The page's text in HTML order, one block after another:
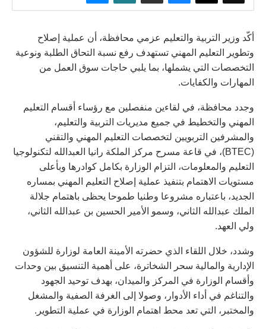
أكّد وزير التربية والتعليم عزمي محافظة، أن عملية إصلاح
وتطوير التعليم المهني تستهدف رفع نسبة التحاق الطلبة ونوعية
التخصصات التي يشملها، بما يلبي حاجات سوق العمل من
المهارات والكفايات.
وجدد محافظة، في لقاءين منفصلين مع رؤساء أقسام التعليم
المهني والتخطيط في جميع مديريات التربية والتعليم،
والمشرفين التربويين لتخصصات التعليم المهني والتقني
(BTEC)، في قاعة مسرح مركز الملكة رانيا العبدالله لتكنولوجيا
التعليم والمعلومات، التزام الوزارة بكامل كوادرها وبأعلى
مستويات الاهتمام بتنفيذ عملية إصلاح التعليم المهني بمساره
الجديد، باعتباره مشروعا وطنيا طموحا يحظى باهتمام جلالة
الملك عبدالله الثاني، وسمو الأمير الحسين بن عبدالله الثاني،
ولي العهد.
وشدد، خلال اللقاء الذي حضرته الأمينة العامة لوزارة للشؤون
الإدارية والمالية سحر الشخاترة، على أهمية التنسيق بين وحدات
وأقسام الوزارة في المركز والميدان، بهدف توحيد الجهود
والتناغم في أداء الأدوار، وصولا إلى الغرفة الصفية والمشغل
والمختبر، التي تعد محط اهتمام الوزارة في عملية التطوير.